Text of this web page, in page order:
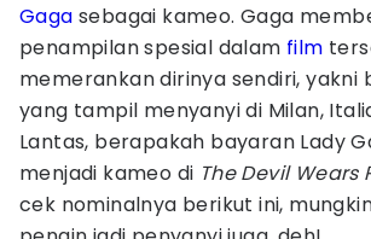
Gaga sebagai kameo. Gaga
penampilan spesial dalam film
memerankan dirinya sendiri, yakni
yang tampil menyanyi di Milan,
Lantas, berapakah bayaran Lady
menjadi kameo di The Devil Wears
cek nominalnya berikut ini,